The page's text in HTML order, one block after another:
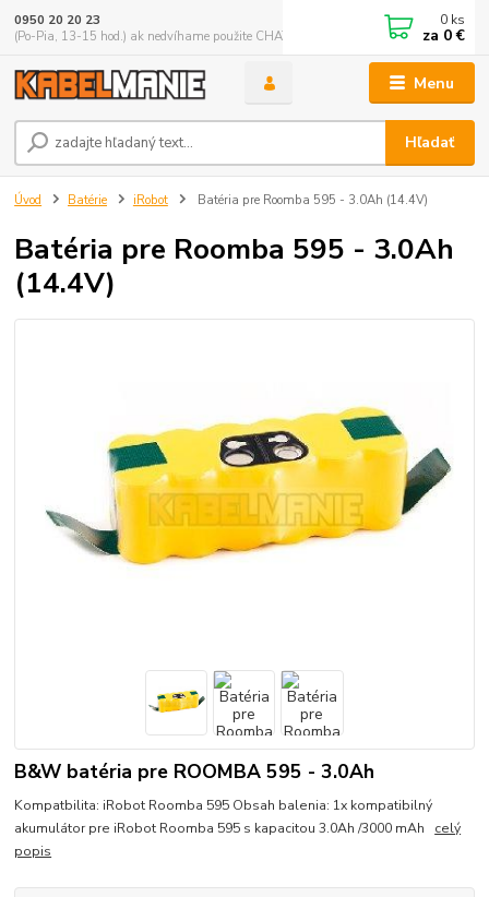
Menu
Hľadať
0950 20 20 23
(Po-Pia, 13-15 hod.) ak nedvíhame použite CHATBOX
0 ks
za 0 €
Úvod Batérie iRobot Batéria pre Roomba 595 - 3.0Ah (14.4V)
Batéria pre Roomba 595 - 3.0Ah
(14.4V)
B&W batéria pre ROOMBA 595 - 3.0Ah
Kompatbilita: iRobot Roomba 595 Obsah balenia: 1x kompatibilný
akumulátor pre iRobot Roomba 595 s kapacitou 3.0Ah /3000 mAh celý
popis